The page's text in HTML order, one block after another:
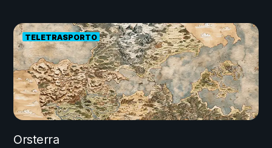
TELETRASPORTO
Orsterra